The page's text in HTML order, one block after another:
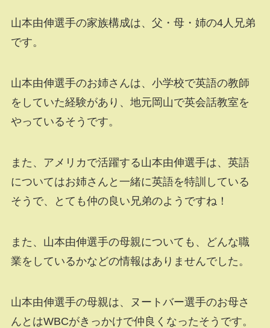
山本由伸選手の家族構成は、父・母・姉の4人兄弟
です。
山本由伸選手のお姉さんは、小学校で英語の教師
をしていた経験があり、地元岡山で英会話教室を
やっているそうです。
また、アメリカで活躍する山本由伸選手は、英語
についてはお姉さんと一緒に英語を特訓している
そうで、とても仲の良い兄弟のようですね！
また、山本由伸選手の母親についても、どんな職
業をしているかなどの情報はありませんでした。
山本由伸選手の母親は、ヌートバー選手のお母さ
んとはWBCがきっかけで仲良くなったそうです。